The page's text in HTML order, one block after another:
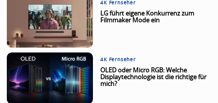
4K Fernseher
LG führt eigene Konkurrenz zum
Filmmaker Mode ein
4K Fernseher
OLED oder Micro RGB: Welche
Displaytechnologie ist die richtige für
mich?